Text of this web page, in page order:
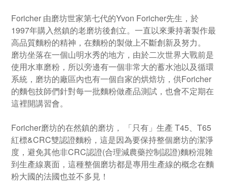
Foricher 由磨坊世家第七代的Yvon Foricher先生，於
1997年購入然鎮的老磨坊後創立。一直以來秉持著製作最
高品質麵粉的精神，在麵粉的製做上不斷創新及努力。
磨坊坐落在一個山明水秀的地方，由於二次世界大戰前是
使用水車磨粉，所以旁邊有一個非常大的蓄水池以及循環
系統，磨坊的廠區內也有一個自家的烘焙坊，供Foricher
的麵包技師們針對每一批麵粉做產品測試，也會不定期在
這裡開講習會。
Foricher磨坊的在然鎮的磨坊， 「只有」生產 T45、T65
紅標&CRC雙認證麵粉，這是因為要保持整個磨坊的潔淨
度，避免其他非CRC認證(合理減農藥控制認證)麵粉混雜
到生產線裏面，這種整個磨坊都是專用生產線的概念在麵
粉大國的法國也並不多見！